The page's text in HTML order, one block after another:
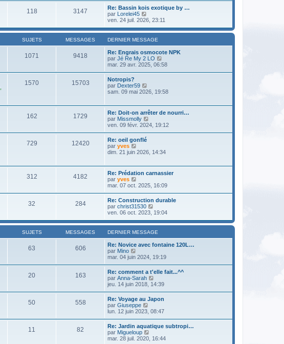
r
m
e
s
s
g
e
r
i
e
r
m
e
s
s
a
l
e
d
e
n
i
e
r
m
e
s
a
118 3147
Re: Bassin kois exotique by …
par Lorelei45
o
r
l
d
e
r
n
i
m
s
s
a
g
ven. 24 juil. 2026, 23:11
SUJETS MESSAGES DERNIER MESSAGE
1071 9418
Re: Engrais osmocote NPK
par Jé Re My 2 LO
o
e
d
r
n
e
r
s
s
g
e
mar. 29 avr. 2025, 06:58
1570 15703
Notropis?
par Dexter59
o
l
e
d
e
r
e
m
e
s
s
a
g
e
sam. 09 mai 2026, 19:58
162 1729
Re: Doit-on arrêter de nourri…
par Missmolly
o
d
r
n
e
r
m
e
s
s
a
e
ven. 09 févr. 2024, 19:12
729 12420
Re: oeil gonflé
par yves
o
l
e
d
e
r
n
i
e
r
m
e
s
s
g
dim. 21 juin 2026, 14:34
312 4182
Re: Prédation carnassier
par yves
o
l
e
d
e
n
i
e
m
e
s
s
a
mar. 07 oct. 2025, 16:09
32 284
Re: Construction durable
par christ31530
o
r
l
d
e
r
n
i
e
m
e
s
s
a
ven. 06 oct. 2023, 19:04
SUJETS MESSAGES DERNIER MESSAGE
63 606
Re: Novice avec fontaine 120L…
par Mino
o
l
e
d
e
r
n
i
e
r
m
e
s
mar. 04 juin 2024, 19:19
20 163
Re: comment a t'elle fait...^^
par Anna-Sarah
o
l
e
d
e
r
i
jeu. 14 juin 2018, 14:39
50 558
Re: Voyage au Japon
par Giuseppe
o
l
e
d
lun. 12 juin 2023, 08:47
11 82
Re: Jardin aquatique subtropi…
par Migueloup
o
mar. 28 juil. 2020, 16:44